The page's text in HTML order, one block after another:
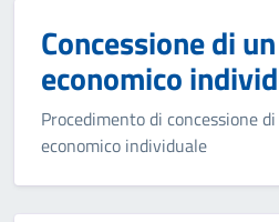
Concessione di
economico
Procedimento di concessione
economico individuale